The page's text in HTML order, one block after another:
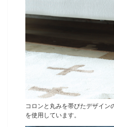
コロンと丸みを帯びたデザイン
を使用しています。